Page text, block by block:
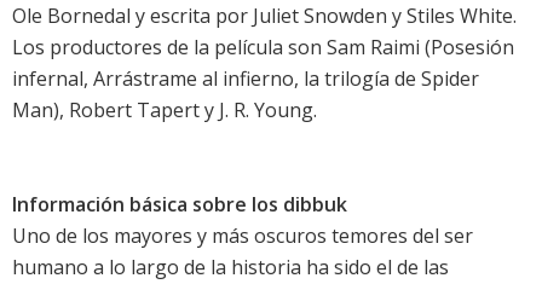
Ole Bornedal y escrita por Juliet Snowden y Stiles White.
Los productores de la película son Sam Raimi (Posesión
infernal, Arrástrame al infierno, la trilogía de Spider
Man), Robert Tapert y J. R. Young.
Información básica sobre los dibbuk
Uno de los mayores y más oscuros temores del ser
humano a lo largo de la historia ha sido el de las